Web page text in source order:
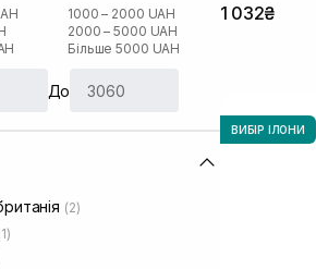
1000 – 2000 UAH
2000 – 5000 UAH
Більше 5000 UAH
До
(2)
1 032₴
ВИБІР ІЛОНИ